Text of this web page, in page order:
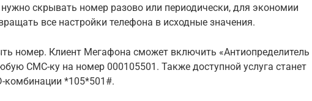
скрывать номер разово или периодически, для экономии
все настройки телефона в исходные значения.
номер. Клиент Мегафона сможет включить «Антиопределитель
СМС-ку на номер 000105501. Также доступной услуга станет
комбинации *105*501#.